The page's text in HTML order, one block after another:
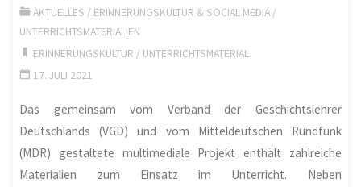
saarpfälzischen
Juden
Oktober
Geschichte
des
Charlie"
AKTUELLES / ERINNERUNGSKULTUR & SOCIAL MEDIA /
UNTERRICHTSMATERIALIEN
ERINNERUNGSKULTUR / UNTERRICHTSMATERIAL
17. JULI 2021
Das gemeinsam vom Verband der Geschichtslehrer
Deutschlands (VGD) und vom Mitteldeutschen Rundfunk
(MDR) gestaltete multimediale Projekt enthält zahlreiche
Materialien zum Einsatz im Unterricht. Neben